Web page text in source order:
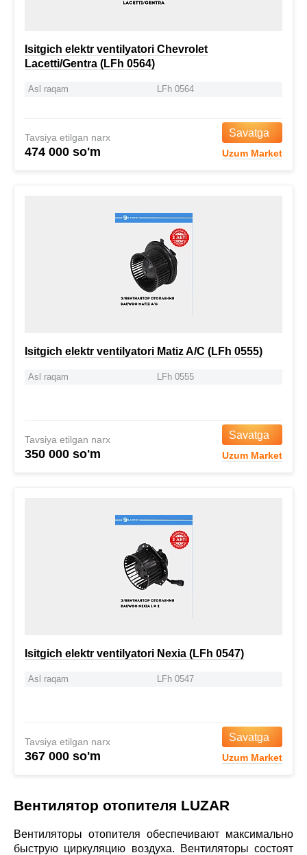
Isitgich elektr ventilyatori Chevrolet
Lacetti/Gentra (LFh 0564)
Asl raqam LFh 0564
Tavsiya etilgan narx
474 000 so'm
Savatga
Uzum Market
Isitgich elektr ventilyatori Matiz A/C (LFh 0555)
Asl raqam LFh 0555
Tavsiya etilgan narx
350 000 so'm
Savatga
Uzum Market
Isitgich elektr ventilyatori Nexia (LFh 0547)
Asl raqam LFh 0547
Tavsiya etilgan narx
367 000 so'm
Savatga
Uzum Market
Вентилятор отопителя LUZAR
Вентиляторы отопителя обеспечивают максимально
быструю циркуляцию воздуха. Вентиляторы состоят